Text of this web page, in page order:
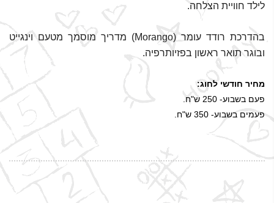
לילד חוויית הצלחה.
בהדרכת רודד עומר (Morango) מדריך מוסמך מטעם וינגייט
ובוגר תואר ראשון בפזיותרפיה.
מחיר חודשי לחוג:
פעם בשבוע- 250 ש"ח.
פעמים בשבוע- 350 ש"ח.